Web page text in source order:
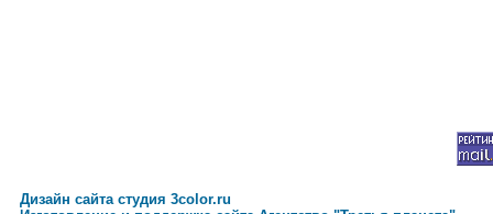
Дизайн сайта студия 3color.ru